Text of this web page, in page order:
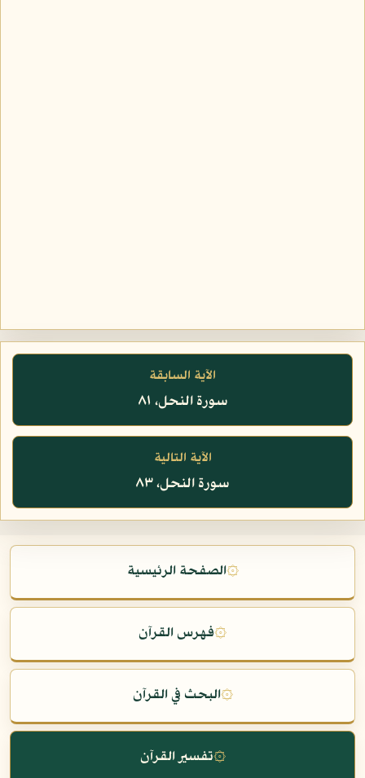
الآية السابقة
سورة النحل، ٨١
الآية التالية
سورة النحل، ٨٣
۞الصفحة الرئيسية
۞فهرس القرآن
۞البحث في القرآن
۞تفسير القرآن